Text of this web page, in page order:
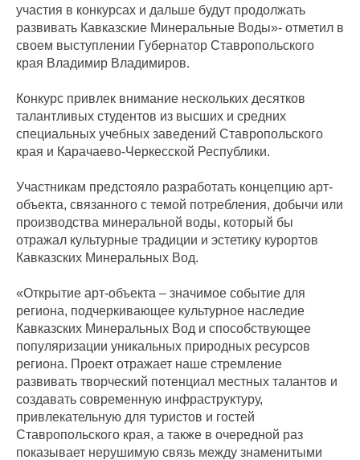
участия в конкурсах и дальше будут продолжать
развивать Кавказские Минеральные Воды»- отметил в
своем выступлении Губернатор Ставропольского
края Владимир Владимиров.
Конкурс привлек внимание нескольких десятков
талантливых студентов из высших и средних
специальных учебных заведений Ставропольского
края и Карачаево-Черкесской Республики.
Участникам предстояло разработать концепцию арт-
объекта, связанного с темой потребления, добычи или
производства минеральной воды, который бы
отражал культурные традиции и эстетику курортов
Кавказских Минеральных Вод.
«Открытие арт-объекта – значимое событие для
региона, подчеркивающее культурное наследие
Кавказских Минеральных Вод и способствующее
популяризации уникальных природных ресурсов
региона. Проект отражает наше стремление
развивать творческий потенциал местных талантов и
создавать современную инфраструктуру,
привлекательную для туристов и гостей
Ставропольского края, а также в очередной раз
показывает нерушимую связь между знаменитыми